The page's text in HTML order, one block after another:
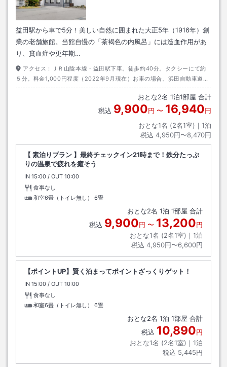
益田駅から車で5分！美しい自然に囲まれた大正5年（1916年）創
業の老舗旅館。当館自慢の「茶褐色の内風呂」には造血作用があ
り、貧血症や更年期…
アクセス：
ＪＲ山陰本線・益田駅下車。徒歩約40分。タクシーにて約
５分。料金1,000円程度（2022年9月現在）お車の場合、浜田自動車道・
浜田ＩＣより国道9号線へ。【目標】ＪＲ益田駅
おとな2名 1泊1部屋 合計
税込 9,900円 〜 16,940円
おとな1名 (2名1室)｜ 1泊
税込 4,950円〜8,470円
【 素泊りプラン 】最終チェックイン21時まで！鉄分たっぷ
りの温泉で疲れを癒そう
IN チェックイン
15:00 / OUT チェックアウト
10:00
食事なし
和室6畳（トイレ無し）
6畳
おとな2名 1泊 1部屋 合計
税込 9,900円 〜 13,200円
おとな1名 (2名1室)｜ 1泊
税込 4,950円〜6,600円
【ポイントUP】賢く泊まってポイントざっくりゲット！
IN チェックイン
15:00 / OUT チェックアウト
10:00
食事なし
和室6畳（トイレ無し）
6畳
おとな2名 1泊 1部屋 合計
税込 10,890円
おとな1名 (2名1室)｜ 1泊
税込 5,445円